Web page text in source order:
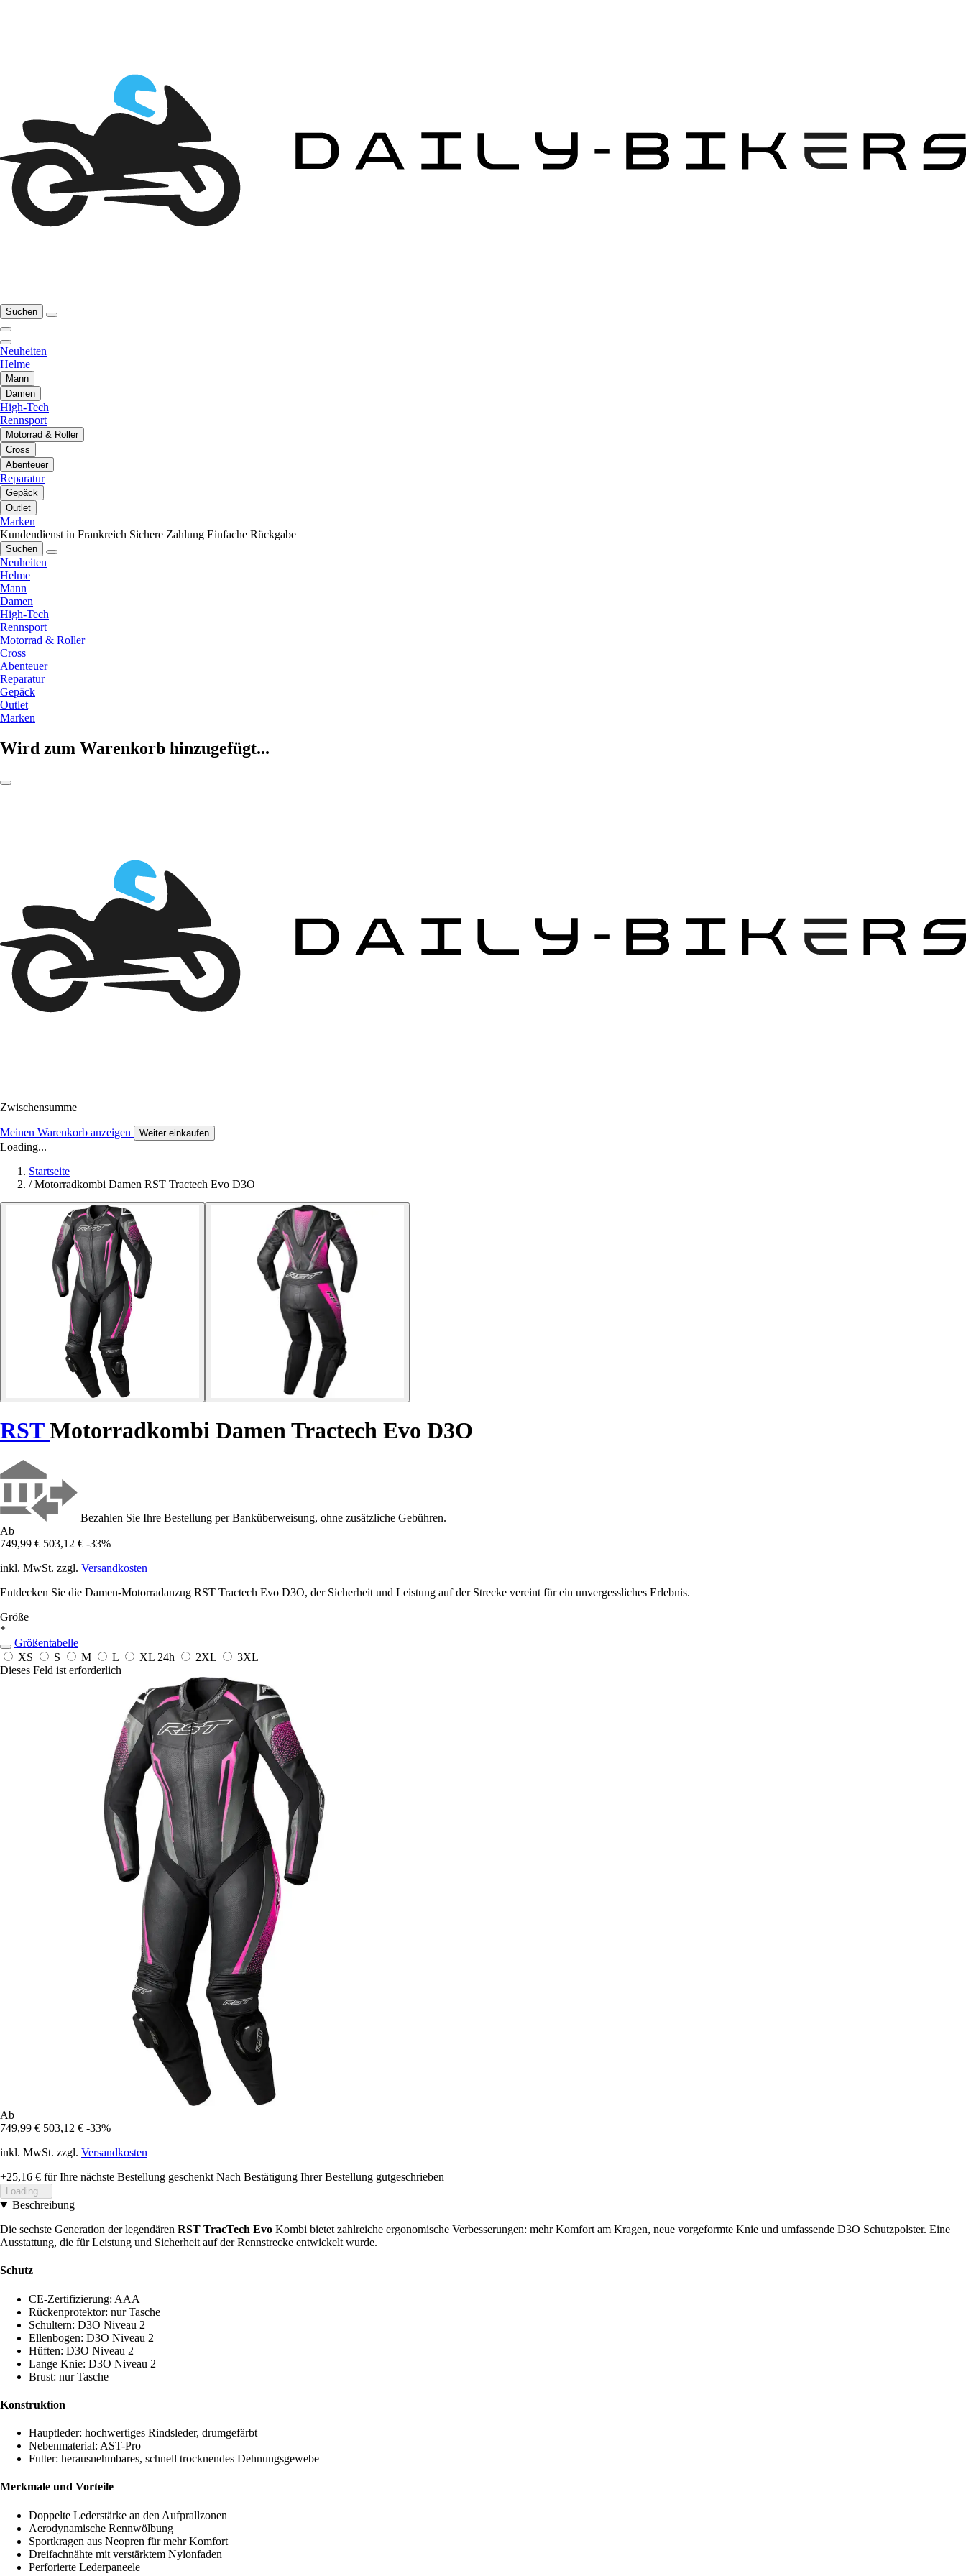
Suchen
Neuheiten
Helme
Mann
Damen
High-Tech
Rennsport
Motorrad & Roller
Cross
Abenteuer
Reparatur
Gepäck
Outlet
Marken
Kundendienst in Frankreich Sichere Zahlung Einfache Rückgabe
Suchen
Neuheiten
Helme
Mann
Damen
High-Tech
Rennsport
Motorrad & Roller
Cross
Abenteuer
Reparatur
Gepäck
Outlet
Marken
Wird zum Warenkorb hinzugefügt...
Zwischensumme
Meinen Warenkorb anzeigen Weiter einkaufen
Loading...
Startseite
/ Motorradkombi Damen RST Tractech Evo D3O
RSTMotorradkombi Damen Tractech Evo D3O
Bezahlen Sie Ihre Bestellung per Banküberweisung, ohne zusätzliche Gebühren.
Ab
749,99 € 503,12 € -33%
inkl. MwSt. zzgl. Versandkosten
Entdecken Sie die Damen-Motorradanzug RST Tractech Evo D3O, der Sicherheit und Leistung auf der Strecke vereint für ein unvergessliches Erlebnis.
Größe
*
Größentabelle
XS
S M L XL 24h 2XL
3XL
Dieses Feld ist erforderlich
Ab
749,99 € 503,12 € -33%
inkl. MwSt. zzgl. Versandkosten
+25,16 € für Ihre nächste Bestellung geschenkt Nach Bestätigung Ihrer Bestellung gutgeschrieben
Loading...
Beschreibung
Die sechste Generation der legendären RST TracTech Evo Kombi bietet zahlreiche ergonomische Verbesserungen: mehr Komfort am Kragen, neue vorgeformte Knie und umfassende D3O Schutzpolster. Eine
Ausstattung, die für Leistung und Sicherheit auf der Rennstrecke entwickelt wurde.
Schutz
CE-Zertifizierung: AAA
Rückenprotektor: nur Tasche
Schultern: D3O Niveau 2
Ellenbogen: D3O Niveau 2
Hüften: D3O Niveau 2
Lange Knie: D3O Niveau 2
Brust: nur Tasche
Konstruktion
Hauptleder: hochwertiges Rindsleder, drumgefärbt
Nebenmaterial: AST-Pro
Futter: herausnehmbares, schnell trocknendes Dehnungsgewebe
Merkmale und Vorteile
Doppelte Lederstärke an den Aufprallzonen
Aerodynamische Rennwölbung
Sportkragen aus Neopren für mehr Komfort
Dreifachnähte mit verstärktem Nylonfaden
Perforierte Lederpaneele